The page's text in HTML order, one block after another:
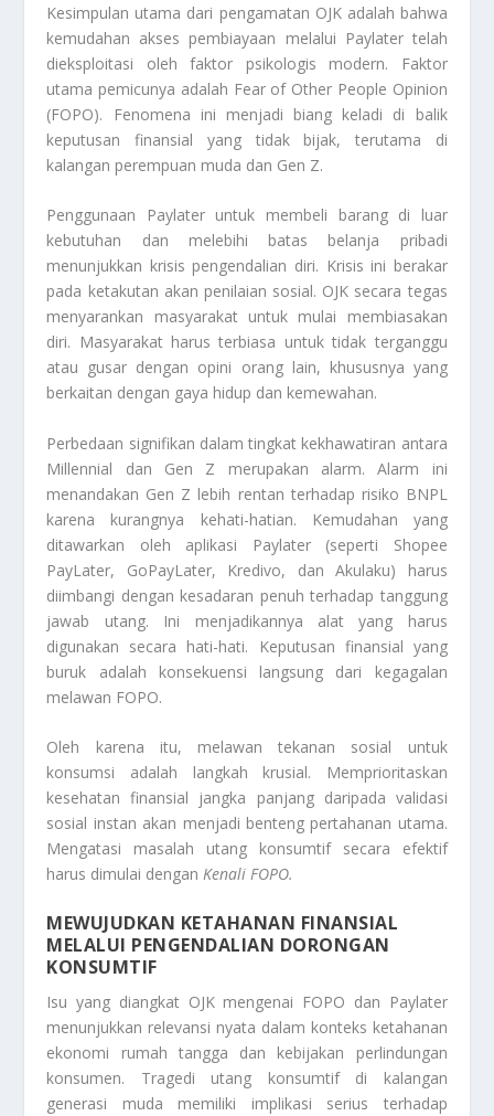
Kesimpulan utama dari pengamatan OJK adalah bahwa
kemudahan akses pembiayaan melalui Paylatertelah
dieksploitasi oleh faktor psikologis modern. Faktor
utama pemicunya adalah Fear of Other People Opinion
(FOPO). Fenomena ini menjadi biang keladi di balik
keputusan finansial yang tidak bijak, terutama di
kalangan perempuan muda dan Gen Z.
Penggunaan Paylateruntuk membeli barang di luar
kebutuhan dan melebihi batas belanja pribadi
menunjukkan krisis pengendalian diri. Krisis ini berakar
pada ketakutan akan penilaian sosial. OJK secara tegas
menyarankan masyarakat untuk mulai membiasakan
diri. Masyarakat harus terbiasa untuk tidak terganggu
atau gusar dengan opini orang lain, khususnya yang
berkaitan dengan gaya hidup dan kemewahan.
Perbedaan signifikan dalam tingkat kekhawatiran antara
Millennial dan Gen Z merupakan alarm. Alarm ini
menandakan Gen Z lebih rentan terhadap risiko BNPL
karena kurangnya kehati-hatian. Kemudahan yang
ditawarkan oleh aplikasi
Paylater(seperti Shopee
PayLater, GoPayLater, Kredivo, dan Akulaku) harus
diimbangi dengan kesadaran penuh terhadap tanggung
jawab utang. Ini menjadikannya alat yang harus
digunakan secara hati-hati. Keputusan finansial yang
buruk adalah konsekuensi langsung dari kegagalan
melawan FOPO.
Oleh karena itu, melawan tekanan sosial untuk
konsumsi adalah langkah krusial. Memprioritaskan
kesehatan finansial jangka panjang daripada validasi
sosial instan akan menjadi benteng pertahanan utama.
Mengatasi masalah utang konsumtif secara efektif
harus dimulai denganKenali FOPO.
MEWUJUDKAN KETAHANAN FINANSIAL
MELALUI PENGENDALIAN DORONGAN
KONSUMTIF
Isu yang diangkat OJK mengenai FOPO dan Paylater
menunjukkan relevansi nyata dalam konteks ketahanan
ekonomi rumah tangga dan kebijakan perlindungan
konsumen. Tragedi utang konsumtif di kalangan
generasi muda memiliki implikasi serius terhadap